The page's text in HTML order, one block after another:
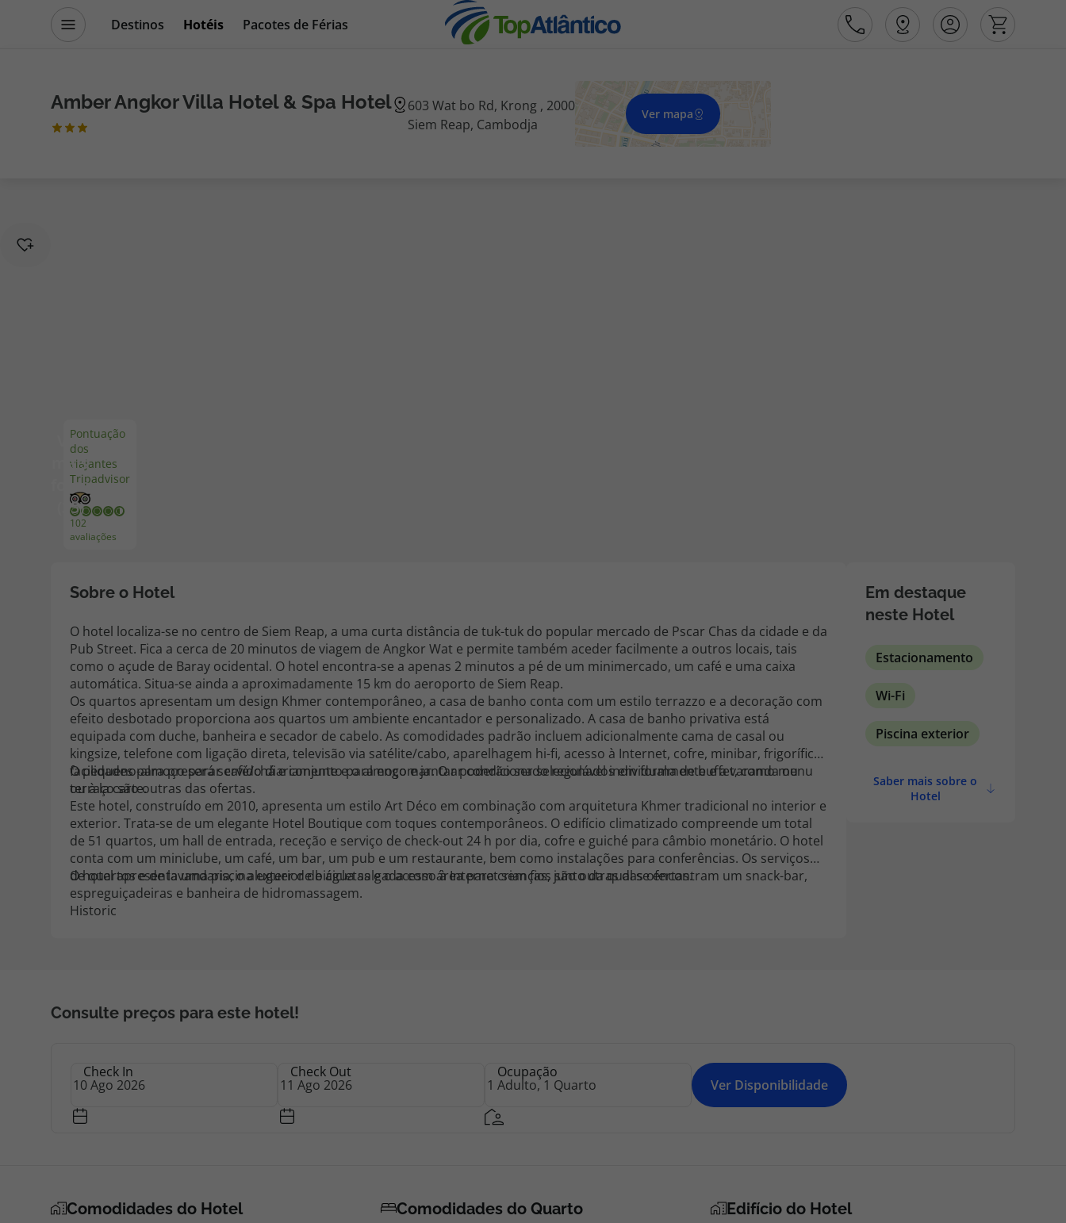
Destinos Hotéis
Pacotes de Férias
Disneyland ® Paris
Amber Angkor Villa Hotel & Spa Hotel
603 Wat bo Rd, Krong , 2000
Siem Reap, Cambodja
Ver mapa
Pontuação
dos
viajantes
Tripadvisor
102
avaliações
Ver
mais
fotos
(35)
Sobre o Hotel
O hotel localiza-se no centro de Siem Reap, a uma curta distância de tuk-tuk do popular mercado de Pscar Chas da cidade e da
Pub Street. Fica a cerca de 20 minutos de viagem de Angkor Wat e permite também aceder facilmente a outros locais, tais
como o açude de Baray ocidental. O hotel encontra-se a apenas 2 minutos a pé de um minimercado, um café e uma caixa
automática. Situa-se ainda a aproximadamente 15 km do aeroporto de Siem Reap.
Os quartos apresentam um design Khmer contemporâneo, a casa de banho conta com um estilo terrazzo e a decoração com
efeito desbotado proporciona aos quartos um ambiente encantador e personalizado. A casa de banho privativa está
equipada com duche, banheira e secador de cabelo. As comodidades padrão incluem adicionalmente cama de casal ou
kingsize, telefone com ligação direta, televisão via satélite/cabo, aparelhagem hi-fi, acesso à Internet, cofre, minibar, frigorífico,
facilidades para preparar café/chá e conjunto para engomar. O ar condicionado regulável individualmente e a varanda ou
terraço são outras das ofertas.
O pequeno-almoço será servido diariamente e o almoço e jantar poderão ser selecionados em forma de buffet, como menu
ou à la carte.
Este hotel, construído em 2010, apresenta um estilo Art Déco em combinação com arquitetura Khmer tradicional no interior e
exterior. Trata-se de um elegante Hotel Boutique com toques contemporâneos. O edifício climatizado compreende um total
de 51 quartos, um hall de entrada, receção e serviço de check-out 24 h por dia, cofre e guiché para câmbio monetário. O hotel
conta com um miniclube, um café, um bar, um pub e um restaurante, bem como instalações para conferências. Os serviços
de quartos e de lavandaria, o aluguer de bicicletas e o acesso à Internet sem fios são outras das ofertas.
O hotel apresenta uma piscina exterior de água salgada com área para crianças, junto da qual se encontram um snack-bar,
espreguiçadeiras e banheira de hidromassagem.
Historic
Em destaque
neste Hotel
Estacionamento
Wi-Fi
Piscina exterior
Saber mais sobre o
Hotel
Consulte preços para este hotel!
Check In Check Out Ocupação
Ver Disponibilidade
Comodidades do Hotel Comodidades do Quarto Edifício do Hotel